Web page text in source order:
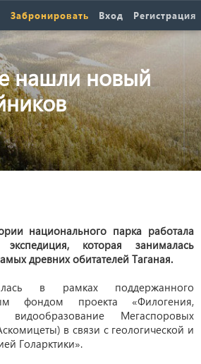
Забронировать Вход Регистрация
нашли новый
национального парка работала
экспедиция, которая занималась
древних обитателей Таганая.
в рамках поддержанного
фондом проекта «Филогения,
Мегаспоровых
в связи с геологической и
Голарктики».